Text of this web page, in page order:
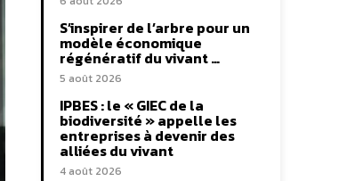
S’inspirer de l’arbre pour un
modèle économique
régénératif du vivant …
5 août 2026
IPBES : le « GIEC de la
biodiversité » appelle les
entreprises à devenir des
alliées du vivant
4 août 2026